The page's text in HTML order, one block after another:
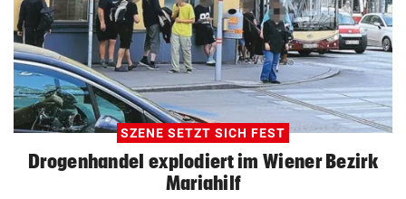
SZENE SETZT SICH FEST
Drogenhandel explodiert im Wiener Bezirk
Mariahilf